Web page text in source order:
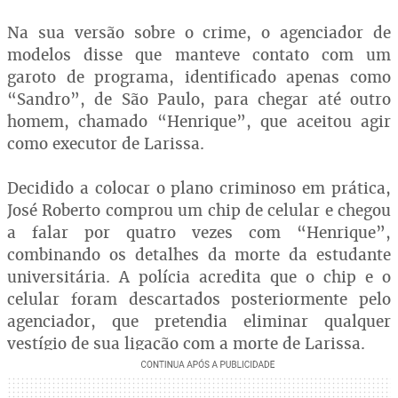
Na sua versão sobre o crime, o agenciador de
modelos disse que manteve contato com um
garoto de programa, identificado apenas como
“Sandro”, de São Paulo, para chegar até outro
homem, chamado “Henrique”, que aceitou agir
como executor de Larissa.
Decidido a colocar o plano criminoso em prática,
José Roberto comprou um chip de celular e chegou
a falar por quatro vezes com “Henrique”,
combinando os detalhes da morte da estudante
universitária. A polícia acredita que o chip e o
celular foram descartados posteriormente pelo
agenciador, que pretendia eliminar qualquer
vestígio de sua ligação com a morte de Larissa.